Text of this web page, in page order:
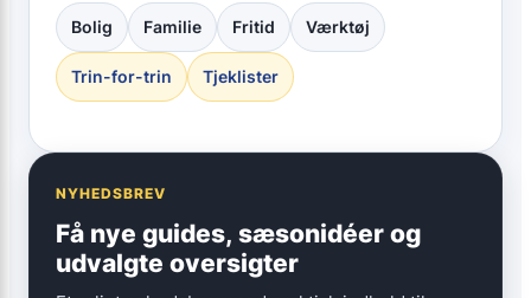
Bolig Familie Fritid Værktøj
Trin-for-trin Tjeklister
NYHEDSBREV
Få nye guides, sæsonidéer og
udvalgte oversigter